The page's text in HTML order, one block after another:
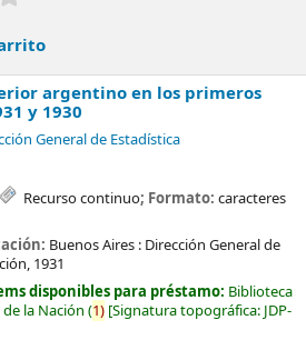
argentino en los primeros
y 1930
General de Estadística
Recurso continuo; Formato: caracteres
Buenos Aires : Dirección General de
1931
disponibles para préstamo: Biblioteca
la Nación (1) Signatura topográfica: JDP-